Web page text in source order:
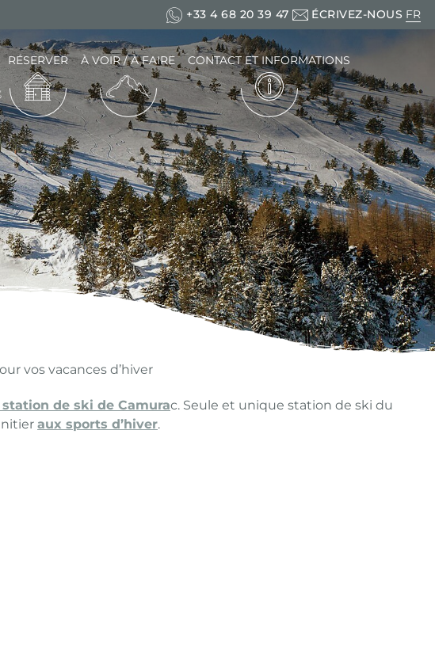
+33 4 68 20 39 47 ÉCRIVEZ-NOUS FR
RÉSERVER À VOIR / À FAIRE CONTACT ET INFORMATIONS
vos vacances d’hiver
station de ski de Camurac. Seule et unique station de ski du
aux sports d’hiver.